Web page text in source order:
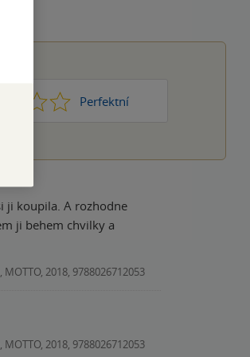
Perfektní
ji koupila. A rozhodne
MOTTO, 2018, 9788026712053
MOTTO, 2018, 9788026712053